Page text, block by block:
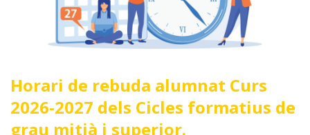
Horari de rebuda alumnat Curs
2026-2027 dels Cicles formatius de
grau mitjà i superior.